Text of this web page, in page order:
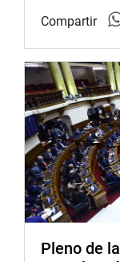
Compartir
Pleno de